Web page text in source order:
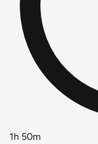
1h 50m